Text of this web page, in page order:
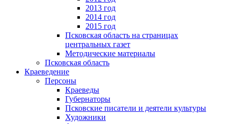
2013 год
2014 год
2015 год
Псковская область на страницах
центральных газет
Методические материалы
Псковская область
Краеведение
Персоны
Краеведы
Губернаторы
Псковские писатели и деятели культуры
Художники